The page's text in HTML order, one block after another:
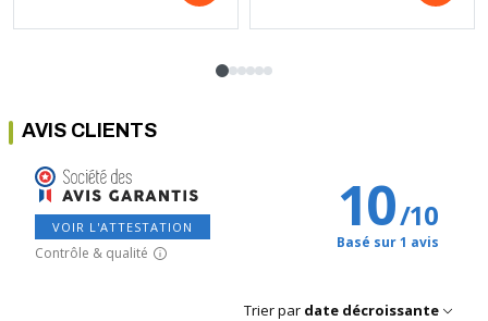
AVIS CLIENTS
VOIR L'ATTESTATION
Contrôle & qualité
10/10
Basé sur 1 avis
Trier par date décroissante